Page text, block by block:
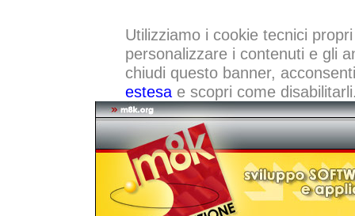
Utilizziamo i cookie tecnici
personalizzare i contenuti e gli
chiudi questo banner,
estesae scopri come